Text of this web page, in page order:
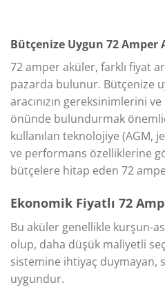
Bütçenize Uygun 72 Amper
72 amper aküler, farklı fiyat
pazarda bulunur. Bütçenize
aracınızın gereksinimlerini ve
önünde bulundurmak
kullanılan teknolojiye (AGM,
ve performans özelliklerine
bütçelere hitap eden 72
Ekonomik Fiyatlı 72
Bu aküler genellikle kurşun-
olup, daha düşük maliyetli
sistemine ihtiyaç duymayan,
uygundur.